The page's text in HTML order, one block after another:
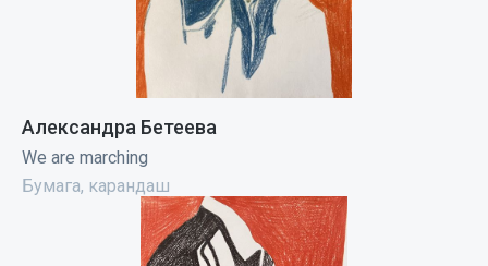
Александра Бетеева
We are marching
Бумага, карандаш